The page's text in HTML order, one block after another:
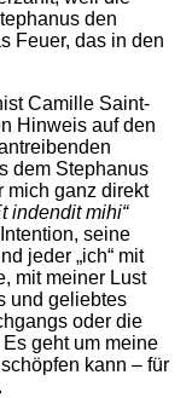
den
Feuer, das in den
Camille Saint-
Hinweis auf den
dem Stephanus
mich ganz direkt
indendit mihi“
seine
jeder „ich“ mit
mit meiner Lust
und geliebtes
oder die
geht um meine
kann – für